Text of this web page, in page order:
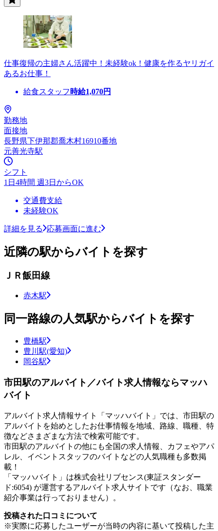
仕事復帰の主婦さん活躍中！未経験ok！健康を作るヤリガイ
あるお仕事！
給食スタッフ 時給1,070円
勤務地
面接地
長野県下伊那郡喬木村16910番地
元善光寺駅
シフト
1日4時間 週3日からOK
交通費支給
未経験OK
詳細を見る 応募画面に進む
近隣の駅からバイトを探す
ＪＲ飯田線
赤木駅
同一路線の人気駅からバイトを探す
豊橋駅
豊川駅(愛知)
岡谷駅
市田駅のアルバイト／バイト求人情報ならマッハ
バイト
アルバイト求人情報サイト「マッハバイト」では、市田駅の
アルバイトを始めとしたお仕事情報を地域、路線、職種、特
徴などさまざまな方法で検索可能です。
市田駅のアルバイトの他にも全国の求人情報、カフェやアパ
レル、イベントスタッフのバイトなどの人気職種も多数掲
載！
「マッハバイト」は株式会社リブセンス(東証スタンダー
ド:6054) が運営するアルバイト求人サイトです（なお、職業
紹介事業は行っておりません）。
投稿された口コミについて
※実際に応募したユーザーが当時の内容に基いて投稿した主